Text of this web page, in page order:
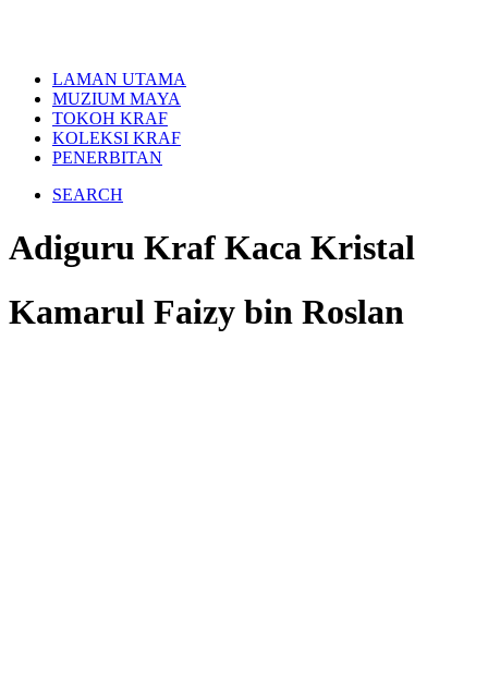
LAMAN UTAMA
MUZIUM MAYA
TOKOH KRAF
KOLEKSI KRAF
PENERBITAN
SEARCH
Adiguru Kraf Kaca Kristal
Kamarul Faizy bin Roslan